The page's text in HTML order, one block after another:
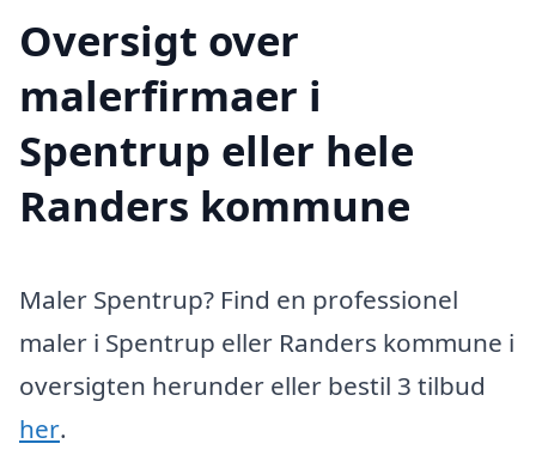
Oversigt over
malerfirmaer i
Spentrup eller hele
Randers kommune
Maler Spentrup? Find en professionel
maler i Spentrup eller Randers kommune i
oversigten herunder eller bestil 3 tilbud
her.